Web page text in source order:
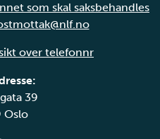
som skal saksbehandles
over telefonnr
39
Oslo